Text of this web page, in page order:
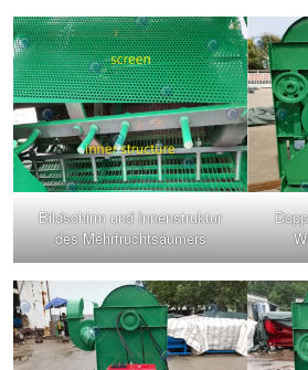
Bildschirm und Innenstruktur
des Mehrfruchtsäumers